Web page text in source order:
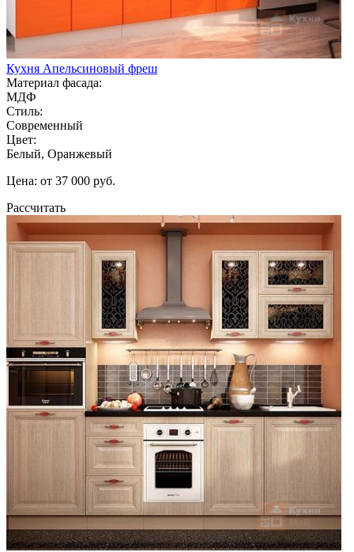
Кухня Апельсиновый фреш
Материал фасада:
МДФ
Стиль:
Современный
Цвет:
Белый, Оранжевый
Цена: от 37 000 руб.
Рассчитать